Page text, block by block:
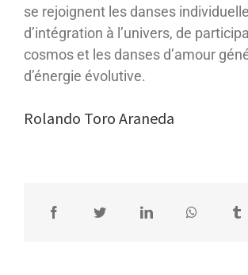
se rejoignent les danses
d’intégration à l’univers, de
cosmos et les danses d’amour
d’énergie évolutive.
Rolando Toro Araneda